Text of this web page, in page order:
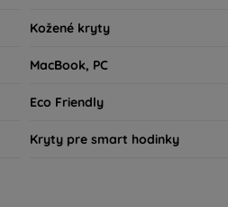
Kožené kryty
MacBook, PC
Eco Friendly
Kryty pre smart hodinky